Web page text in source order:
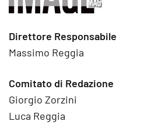
Direttore Responsabile
Massimo Reggia
Comitato di Redazione
Giorgio Zorzini
Luca Reggia